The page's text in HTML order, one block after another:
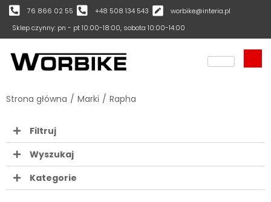
76 866 02 55 +48 508 134 543
worbike@interia.pl
Sklep czynny: pn - pt 10:00-18:00, sobota 10:00-14:00
Strona główna / Marki / Rapha
Filtruj
Wyszukaj
Kategorie